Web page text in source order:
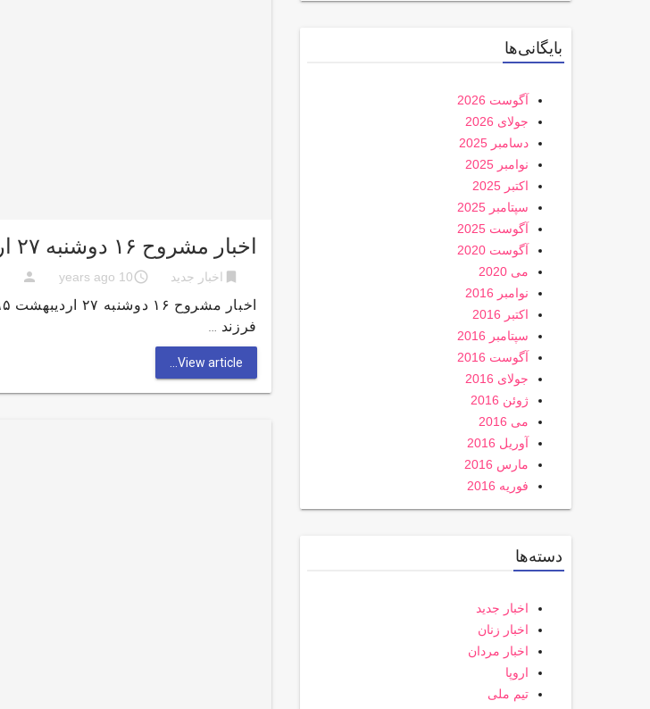
اخبار مشروح ۱۶ دوشنبه ۲۷ اردیبهشت ۹۵
bookmark اخبار جدید access_time
10 years ago
person
فرزند …
View article...
بایگانی‌ها
آگوست 2026
جولای 2026
دسامبر 2025
نوامبر 2025
اکتبر 2025
سپتامبر 2025
آگوست 2025
آگوست 2020
می 2020
نوامبر 2016
اکتبر 2016
سپتامبر 2016
آگوست 2016
جولای 2016
ژوئن 2016
می 2016
آوریل 2016
مارس 2016
فوریه 2016
دسته‌ها
اخبار جدید
اخبار زنان
اخبار مردان
اروپا
تیم ملی